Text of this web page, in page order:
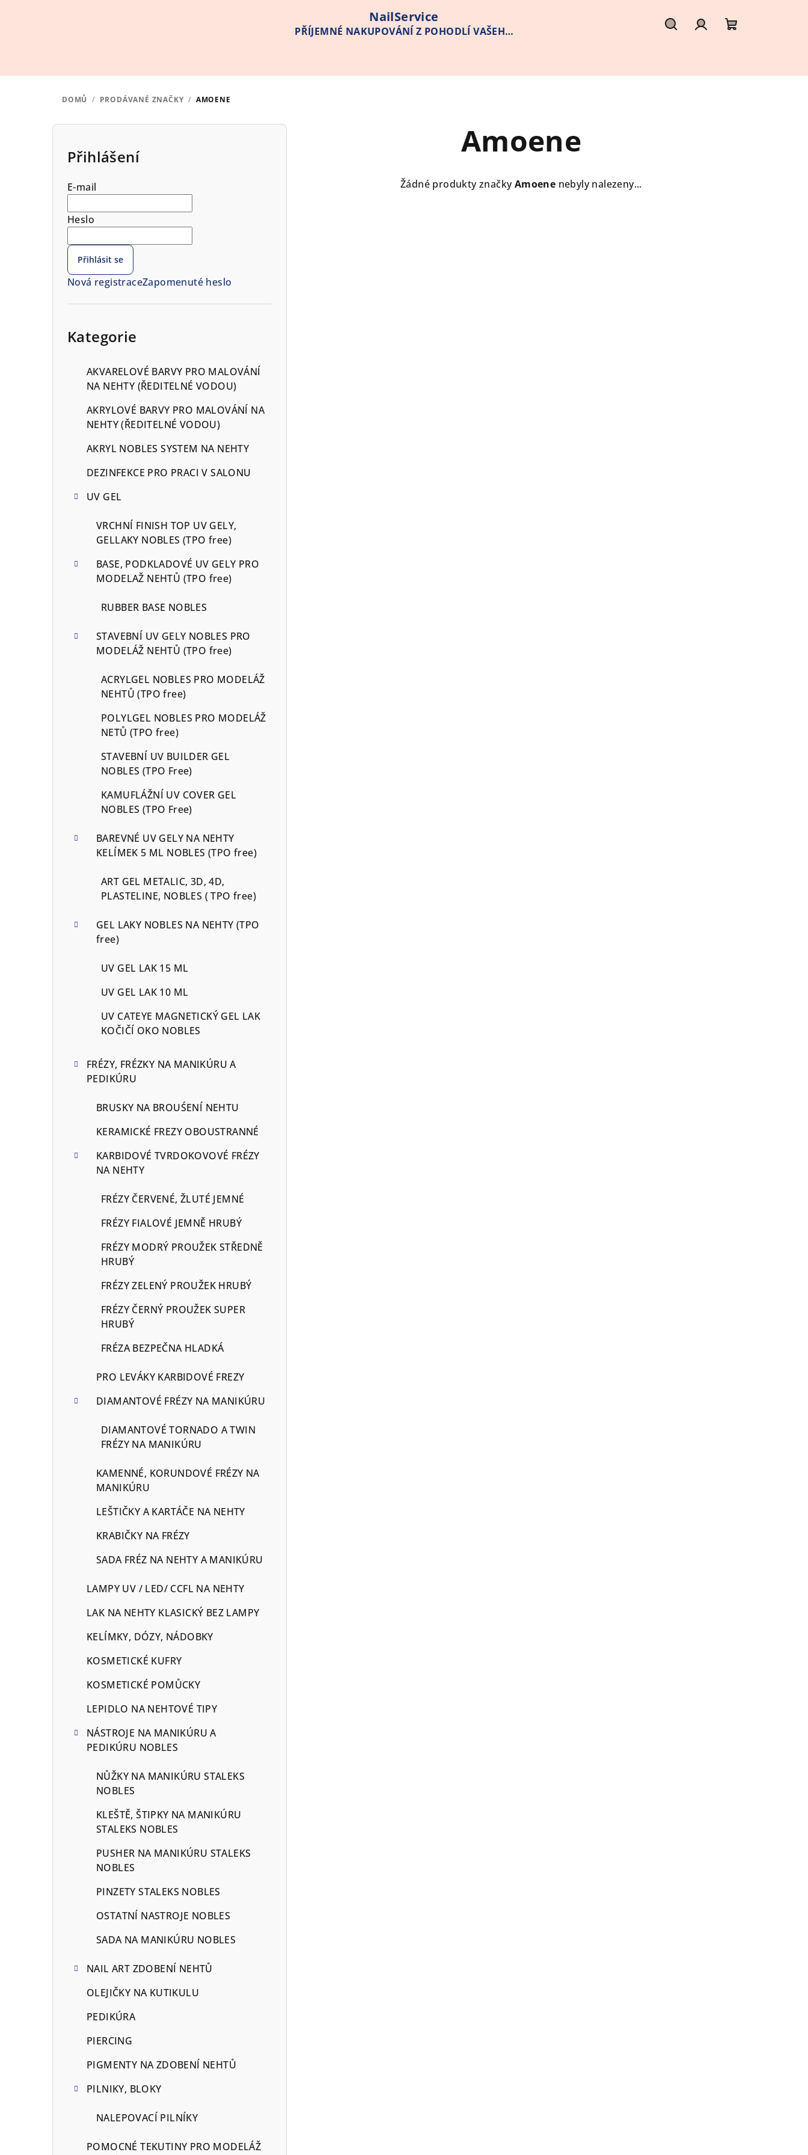
NailService
PŘÍJEMNÉ NAKUPOVÁNÍ Z POHODLÍ VAŠEHO
košík
DOMŮ / PRODÁVANÉ ZNAČKY / AMOENE
P
Přihlášení
E-mail
Heslo
Přihlásit se
Nová registraceZapomenuté heslo
Kategorie
AKVARELOVÉ BARVY PRO MALOVÁNÍ
NA NEHTY (ŘEDITELNÉ VODOU)
AKRYLOVÉ BARVY PRO MALOVÁNÍ NA
NEHTY (ŘEDITELNÉ VODOU)
AKRYL NOBLES SYSTEM NA NEHTY
DEZINFEKCE PRO PRACI V SALONU
UV GEL
VRCHNÍ FINISH TOP UV GELY,
GELLAKY NOBLES (TPO free)
BASE, PODKLADOVÉ UV GELY PRO
MODELAŽ NEHTŮ (TPO free)
RUBBER BASE NOBLES
STAVEBNÍ UV GELY NOBLES PRO
MODELÁŽ NEHTŮ (TPO free)
ACRYLGEL NOBLES PRO MODELÁŽ
NEHTŮ (TPO free)
POLYLGEL NOBLES PRO MODELÁŽ
NETŮ (TPO free)
STAVEBNÍ UV BUILDER GEL
NOBLES (TPO Free)
KAMUFLÁŽNÍ UV COVER GEL
NOBLES (TPO Free)
BAREVNÉ UV GELY NA NEHTY
KELÍMEK 5 ML NOBLES (TPO free)
ART GEL METALIC, 3D, 4D,
PLASTELINE, NOBLES ( TPO free)
GEL LAKY NOBLES NA NEHTY (TPO
free)
UV GEL LAK 15 ML
UV GEL LAK 10 ML
UV CATEYE MAGNETICKÝ GEL LAK
KOČIČÍ OKO NOBLES
FRÉZY, FRÉZKY NA MANIKÚRU A
PEDIKÚRU
BRUSKY NA BROUŚENÍ NEHTU
KERAMICKÉ FREZY OBOUSTRANNÉ
KARBIDOVÉ TVRDOKOVOVÉ FRÉZY
NA NEHTY
FRÉZY ČERVENÉ, ŽLUTÉ JEMNÉ
FRÉZY FIALOVÉ JEMNĚ HRUBÝ
FRÉZY MODRÝ PROUŽEK STŘEDNĚ
HRUBÝ
FRÉZY ZELENÝ PROUŽEK HRUBÝ
FRÉZY ČERNÝ PROUŽEK SUPER
HRUBÝ
FRÉZA BEZPEČNA HLADKÁ
PRO LEVÁKY KARBIDOVÉ FREZY
DIAMANTOVÉ FRÉZY NA MANIKÚRU
DIAMANTOVÉ TORNADO A TWIN
FRÉZY NA MANIKÚRU
KAMENNÉ, KORUNDOVÉ FRÉZY NA
MANIKÚRU
LEŠTIČKY A KARTÁČE NA NEHTY
KRABIČKY NA FRÉZY
SADA FRÉZ NA NEHTY A MANIKÚRU
LAMPY UV / LED/ CCFL NA NEHTY
LAK NA NEHTY KLASICKÝ BEZ LAMPY
KELÍMKY, DÓZY, NÁDOBKY
KOSMETICKÉ KUFRY
KOSMETICKÉ POMŮCKY
LEPIDLO NA NEHTOVÉ TIPY
NÁSTROJE NA MANIKÚRU A
PEDIKÚRU NOBLES
NŮŽKY NA MANIKÚRU STALEKS
NOBLES
KLEŠTĚ, ŠTIPKY NA MANIKÚRU
STALEKS NOBLES
PUSHER NA MANIKÚRU STALEKS
NOBLES
PINZETY STALEKS NOBLES
OSTATNÍ NASTROJE NOBLES
SADA NA MANIKÚRU NOBLES
NAIL ART ZDOBENÍ NEHTŮ
OLEJIČKY NA KUTIKULU
PEDIKÚRA
PIERCING
PIGMENTY NA ZDOBENÍ NEHTŮ
PILNIKY, BLOKY
NALEPOVACÍ PILNÍKY
POMOCNÉ TEKUTINY PRO MODELÁŽ
Amoene
Žádné produkty značkyAmoene nebyly nalezeny...